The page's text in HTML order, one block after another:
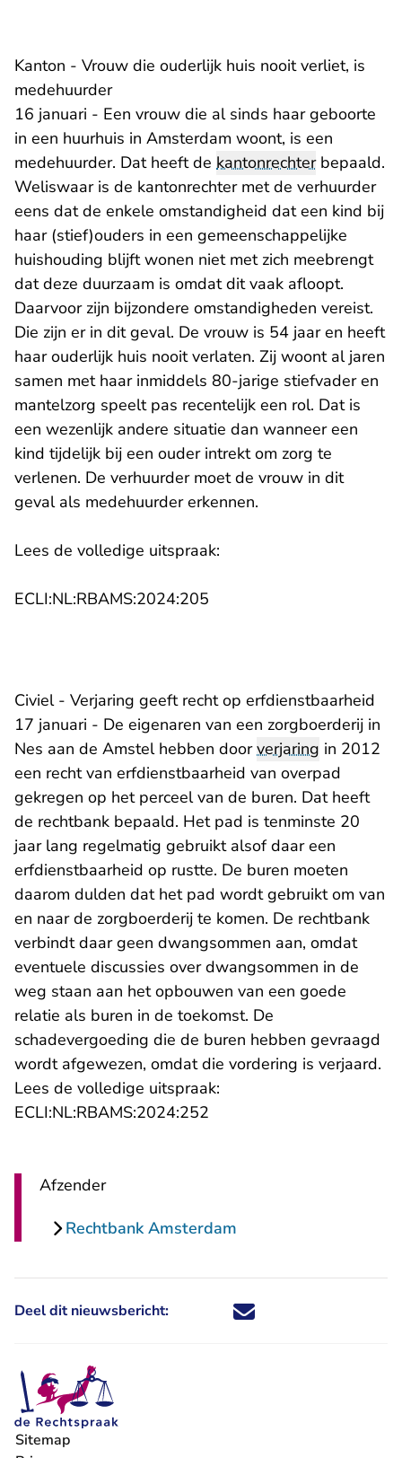
Kanton - Vrouw die ouderlijk huis nooit verliet, is
medehuurder
16 januari - Een vrouw die al sinds haar geboorte
in een huurhuis in Amsterdam woont, is een
medehuurder. Dat heeft de kantonrechterbepaald.
Weliswaar is de kantonrechter met de verhuurder
eens dat de enkele omstandigheid dat een kind bij
haar (stief)ouders in een gemeenschappelijke
huishouding blijft wonen niet met zich meebrengt
dat deze duurzaam is omdat dit vaak afloopt.
Daarvoor zijn bijzondere omstandigheden vereist.
Die zijn er in dit geval. De vrouw is 54 jaar en heeft
haar ouderlijk huis nooit verlaten. Zij woont al jaren
samen met haar inmiddels 80-jarige stiefvader en
mantelzorg speelt pas recentelijk een rol. Dat is
een wezenlijk andere situatie dan wanneer een
kind tijdelijk bij een ouder intrekt om zorg te
verlenen. De verhuurder moet de vrouw in dit
geval als medehuurder erkennen.
Lees de volledige uitspraak:
ECLI:NL:RBAMS:2024:205
Civiel - Verjaring geeft recht op erfdienstbaarheid
17 januari - De eigenaren van een zorgboerderij in
Nes aan de Amstel hebben doorverjaring in 2012
een recht van erfdienstbaarheid van overpad
gekregen op het perceel van de buren. Dat heeft
de rechtbank bepaald. Het pad is tenminste 20
jaar lang regelmatig gebruikt alsof daar een
erfdienstbaarheid op rustte. De buren moeten
daarom dulden dat het pad wordt gebruikt om van
en naar de zorgboerderij te komen. De rechtbank
verbindt daar geen dwangsommen aan, omdat
eventuele discussies over dwangsommen in de
weg staan aan het opbouwen van een goede
relatie als buren in de toekomst. De
schadevergoeding die de buren hebben gevraagd
wordt afgewezen, omdat die vordering is verjaard.
Lees de volledige uitspraak:
ECLI:NL:RBAMS:2024:252
Afzender
Rechtbank Amsterdam
Deel dit nieuwsbericht: Deel dit nieuwsbericht via X -
Deel dit nieuwsbericht via
Deel dit nieuwsbericht
Deel dit
Sitemap